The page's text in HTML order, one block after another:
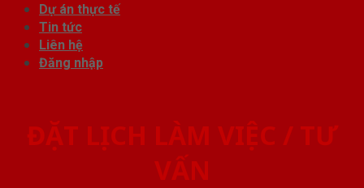
Dự án thực tế
Tin tức
Liên hệ
Đăng nhập
ĐẶT LỊCH LÀM VIỆC / TƯ
VẤN